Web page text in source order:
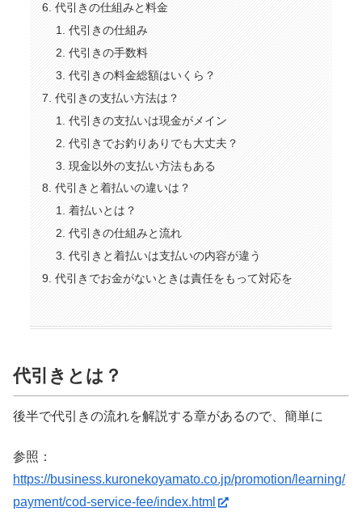
代引きの仕組みと料金
代引きの仕組み
代引きの手数料
代引きの料金総額はいくら？
代引きの支払い方法は？
代引きの支払いは現金がメイン
代引きでお釣りありでも大丈夫？
現金以外の支払い方法もある
代引きと着払いの違いは？
着払いとは？
代引きの仕組みと流れ
代引きと着払いは支払いの内容が違う
代引きでお金がないときは責任をもって対応を
代引きとは？
後半で代引きの流れを解説する章があるので、簡単に
参照：
https://business.kuronekoyamato.co.jp/promotion/learning/
payment/cod-service-fee/index.html